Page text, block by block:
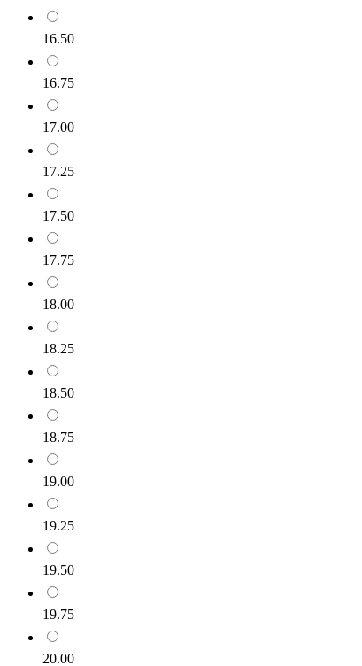
16.50
16.75
17.00
17.25
17.50
17.75
18.00
18.25
18.50
18.75
19.00
19.25
19.50
19.75
20.00